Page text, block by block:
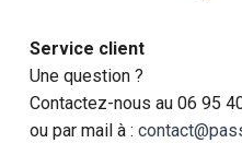
Service client
Une question ?
Contactez-nous au 06 95
ou par mail à :